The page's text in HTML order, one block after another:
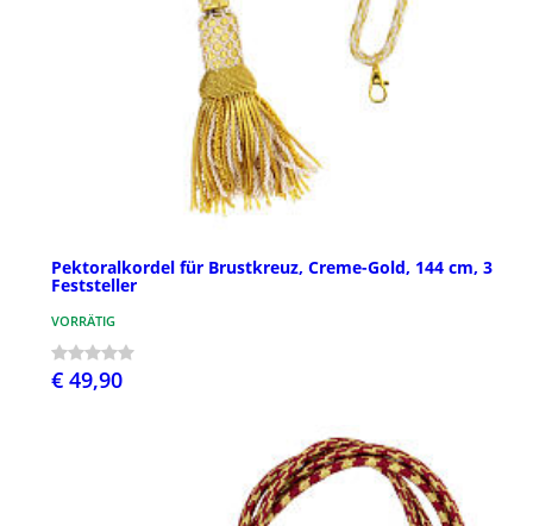
Pektoralkordel für Brustkreuz, Creme-Gold, 144 cm, 3
Feststeller
VORRÄTIG
€ 49,90